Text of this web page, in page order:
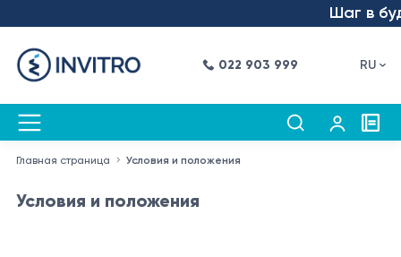
Шаг в
022 903 999 RU
Главная страница Условия и положения
Условия и положения